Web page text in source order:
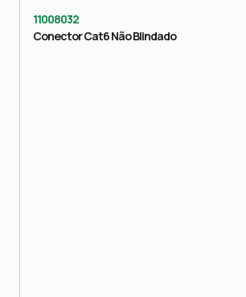
11008032
Conector Cat6 Não Blindado